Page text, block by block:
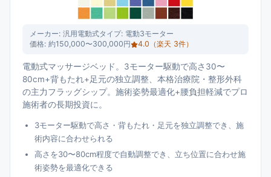
メーカー: 汎用電動式タイプ: 電動3モーター
価格: 約150,000〜300,000円 4.0 （楽天 3件）
電動式マッサージベッド。3モーター駆動で高さ30〜
80cm+背もたれ+足元の独立調整、本格治療院・整形外科
の主力フラッグシップ。施術姿勢最適化+腰負担軽減でプロ
施術者の長期投資に。
3モーター駆動で高さ・背もたれ・足元を独立調整でき、施
術内容に合わせられる
高さを30〜80cm程度で自動調整でき、立ち位置に合わせ施
術姿勢を最適化できる